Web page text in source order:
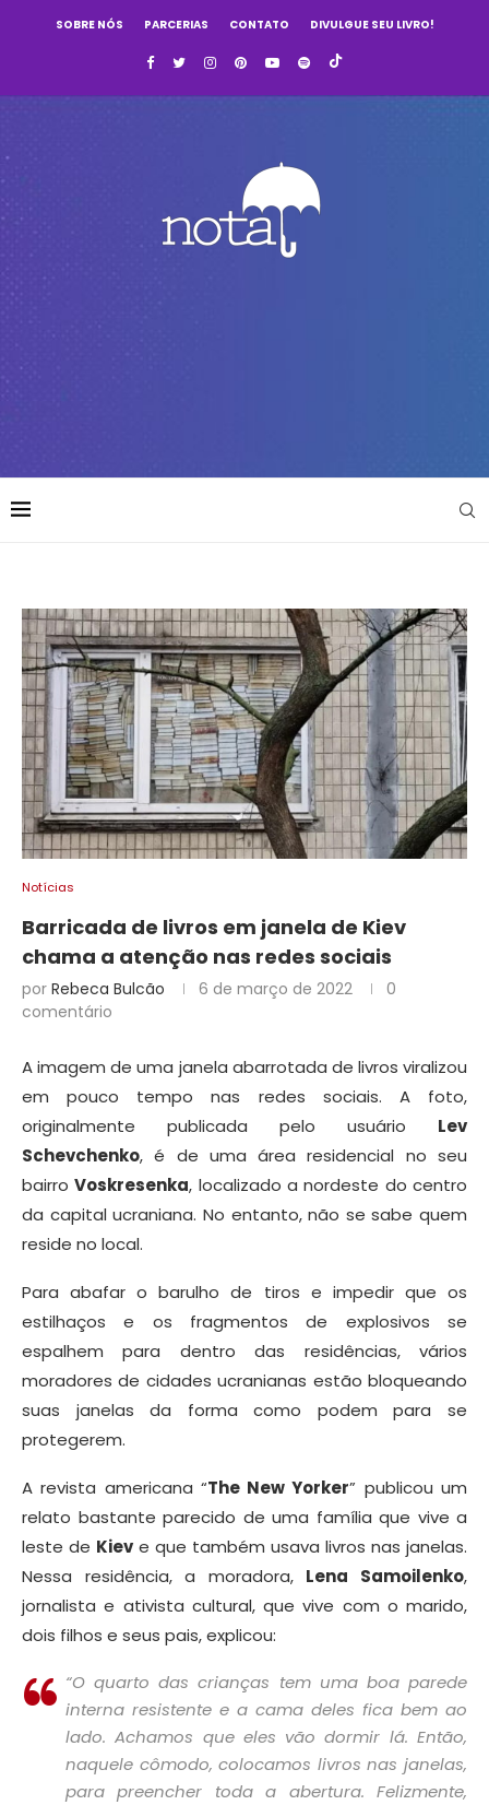
SOBRE NÓS PARCERIAS CONTATO DIVULGUE SEU LIVRO!
Notícias
Barricada de livros em janela de Kiev
chama a atenção nas redes sociais
por Rebeca Bulcão 6 de março de 2022
0
comentário
A imagem de uma janela abarrotada de livros viralizou
em pouco tempo nas redes sociais. A foto,
originalmente publicada pelo usuário Lev
Schevchenko, é de uma área residencial no seu
bairroVoskresenka, localizado a nordeste do centro
da capital ucraniana. No entanto, não se sabe quem
reside no local.
Para abafar o barulho de tiros e impedir que os
estilhaços e os fragmentos de explosivos se
espalhem para dentro das residências, vários
moradores de cidades ucranianas estão bloqueando
suas janelas da forma como podem para se
protegerem.
A revista americana “The New Yorker” publicou um
relato bastante parecido de uma família que vive a
leste de Kiev e que também usava livros nas janelas.
Nessa residência, a moradora, Lena Samoilenko,
jornalista e ativista cultural, que vive com o marido,
dois filhos e seus pais, explicou:
“O quarto das crianças tem uma boa parede
interna resistente e a cama deles fica bem ao
lado. Achamos que eles vão dormir lá. Então,
naquele cômodo, colocamos livros nas janelas,
para preencher toda a abertura. Felizmente,